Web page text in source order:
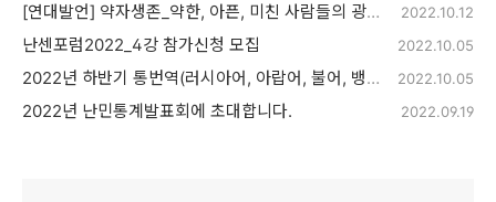
[연대발언] 약자생존_약한, 아픈, 미친 사람들의 광장 2022.10.12
난센포럼2022_4강 참가신청 모집 2022.10.05
2022년 하반기 통번역(러시아어, 아랍어, 불어, 뱅갈어)자원활동가를 모집합니다! 2022.10.05
2022년 난민통계발표회에 초대합니다. 2022.09.19